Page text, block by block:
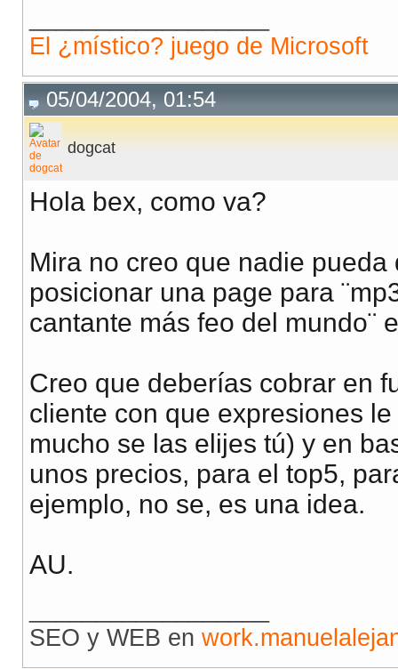
El ¿místico? juego de Microsoft
05/04/2004, 01:54
dogcat
Hola bex, como va?
Mira no creo que nadie
posicionar una page para
cantante más feo del mundo¨
Creo que deberías cobrar en
cliente con que expresiones
mucho se las elijes tú) y en
unos precios, para el top5,
ejemplo, no se, es una idea.
AU.
SEO y WEB en